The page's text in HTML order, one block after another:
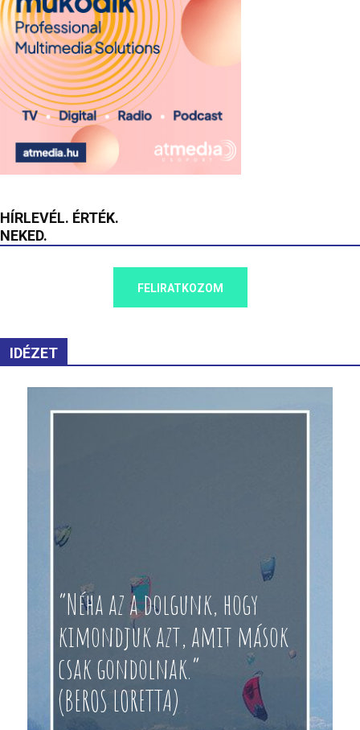
HÍRLEVÉL. ÉRTÉK.
NEKED.
FELIRATKOZOM
IDÉZET
“Néha az a dolgunk, hogy
kimondjuk azt, amit mások
csak gondolnak.”
(BEROS LORETTA)